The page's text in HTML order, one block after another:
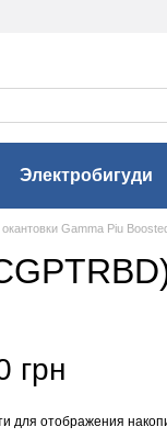
Электробигуди
Gamma Piu
грн
для отображения